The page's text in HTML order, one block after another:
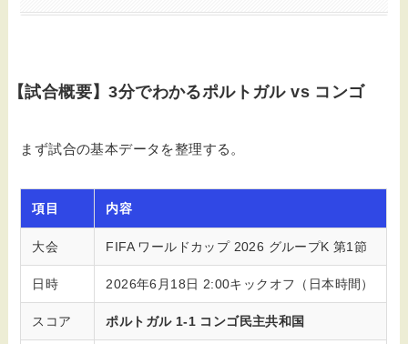
【試合概要】3分でわかるポルトガル vs コンゴ
まず試合の基本データを整理する。
項目 内容
大会 FIFA ワールドカップ 2026 グループK 第1節
日時 2026年6月18日 2:00キックオフ（日本時間）
スコア ポルトガル 1-1 コンゴ民主共和国